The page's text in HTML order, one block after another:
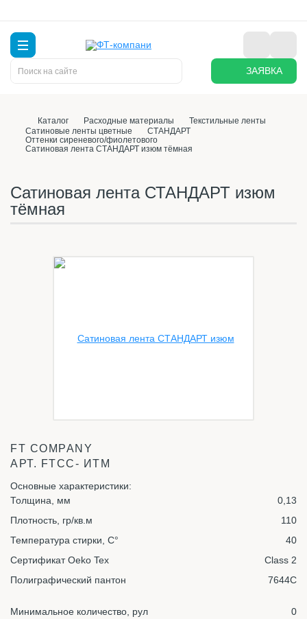
ЗАЯВКА
Каталог Расходные материалы
Текстильные ленты
Сатиновые ленты цветные
СТАНДАРТ
Оттенки сиреневого/фиолетового
Сатиновая лента СТАНДАРТ изюм тёмная
Сатиновая лента СТАНДАРТ изюм
тёмная
FT COMPANY
АРТ. FTСС- ИТМ
Основные характеристики:
Толщина, мм
0,13
Плотность, гр/кв.м
110
Температура стирки, С°
40
Сертификат Oeko Tex
Class 2
Полиграфический пантон
7644С
Минимальное количество, рул 0